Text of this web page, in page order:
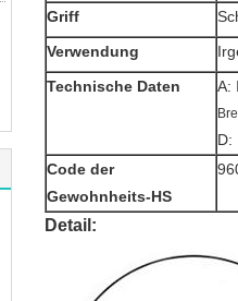
Griff
Verwendung
Technische Daten
A:
D:
Code der
Gewohnheits-HS
Detail: